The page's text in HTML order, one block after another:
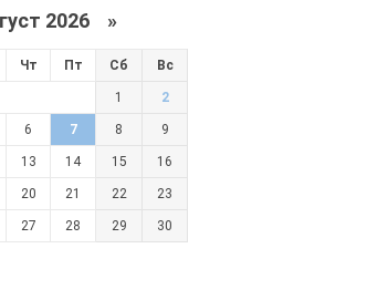
2026 »
Чт Пт Сб Вс
1 2
6 7 8 9
13 14 15 16
20 21 22 23
27 28 29 30